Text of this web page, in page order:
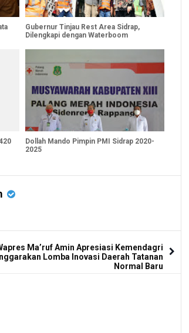
Gubernur Tinjau Rest Area Sidrap,
Dilengkapi dengan Waterboom
Dollah Mando Pimpin PMI Sidrap 2020-
2025
Ma’ruf Amin Apresiasi Kemendagri
Lomba Inovasi Daerah Tatanan
Normal Baru